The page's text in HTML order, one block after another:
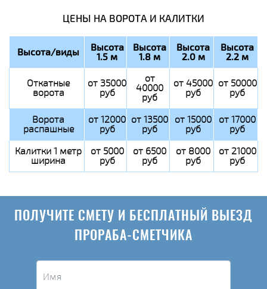
ЦЕНЫ НА ВОРОТА И КАЛИТКИ
Высота/виды Высота
1.5 м
Высота
1.8 м
Высота
2.0 м
Высота
2.2 м
Откатные
ворота
от 35000
руб
от
40000
руб
от 45000
руб
от 50000
руб
Ворота
распашные
от 12000
руб
от 13500
руб
от 15000
руб
от 17000
руб
Калитки 1 метр
ширина
от 5000
руб
от 6500
руб
от 8000
руб
от 21000
руб
ПОЛУЧИТЕ СМЕТУ И БЕСПЛАТНЫЙ ВЫЕЗД
ПРОРАБА-СМЕТЧИКА